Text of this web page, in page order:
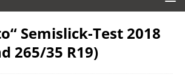
Semislick-Test 2018
265/35 R19)